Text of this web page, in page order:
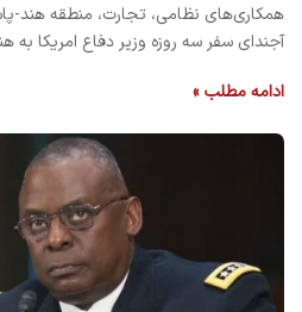
همکاری‌های نظامی، تجارت، منطقه هند-
آجندای سفر سه روزه وزیر دفاع امریکا به
ادامه مطلب »